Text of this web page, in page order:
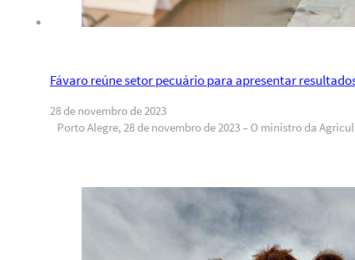
Fávaro reúne setor pecuário para apresentar
28 de novembro de 2023
Porto Alegre, 28 de novembro de 2023 – O ministro da